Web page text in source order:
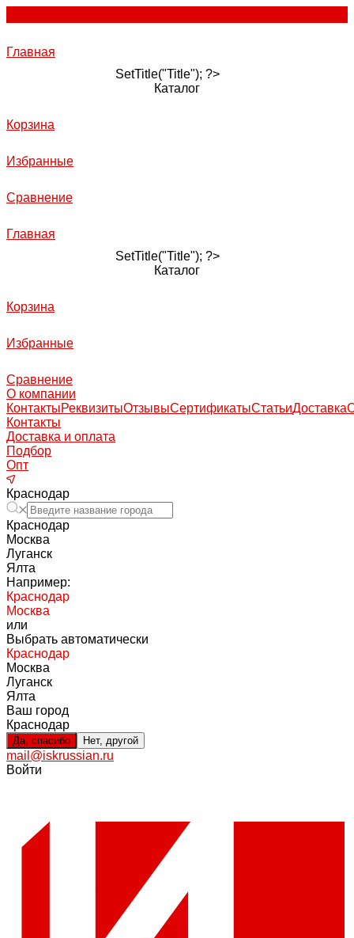
Главная
SetTitle("Title"); ?>
Каталог
Корзина
Избранные
Сравнение
Главная
SetTitle("Title"); ?>
Каталог
Корзина
Избранные
Сравнение
О компании
КонтактыРеквизитыОтзывыСертификатыСтатьиДоставка
Контакты
Доставка и оплата
Подбор
Опт
Краснодар
Краснодар
Москва
Луганск
Ялта
Например:
Краснодар
Москва
или
Выбрать автоматически
Краснодар
Москва
Луганск
Ялта
Ваш город
Краснодар
Да, спасибо Нет, другой
mail@iskrussian.ru
Войти